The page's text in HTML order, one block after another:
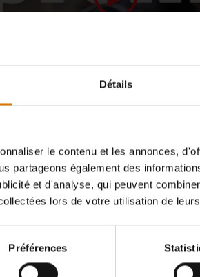
Détails
le contenu et les annonces,
partageons également des
et d'analyse, qui peuvent
lors de votre utilisation de
Préférences
Trouvez
Nos
Chaque
« Backyard